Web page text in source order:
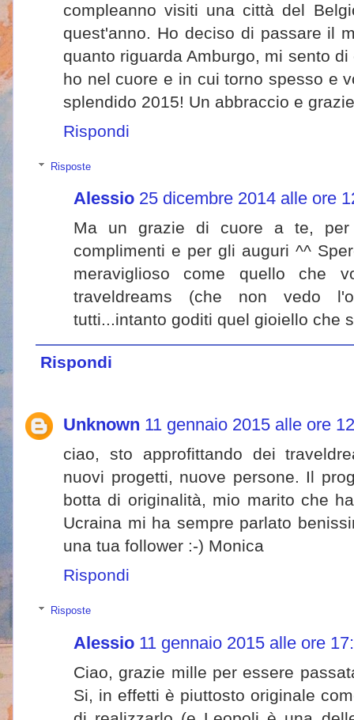
compleanno visiti una città del
quest'anno. Ho deciso di passare il
quanto riguarda Amburgo, mi sento
ho nel cuore e in cui torno spesso e
splendido 2015! Un abbraccio e
Rispondi
Risposte
Alessio 25 dicembre 2014 alle ore
Ma un grazie di cuore a te,
complimenti e per gli auguri ^^
meraviglioso come quello
traveldreams (che non vedo
tutti...intanto goditi quel gioiello che
Rispondi
Unknown 11 gennaio 2015 alle ore
ciao, sto approfittando dei
nuovi progetti, nuove persone. Il
botta di originalità, mio marito che
Ucraina mi ha sempre parlato
una tua follower :-) Monica
Rispondi
Risposte
Alessio 11 gennaio 2015 alle ore
Ciao, grazie mille per essere
Si, in effetti è piuttosto originale